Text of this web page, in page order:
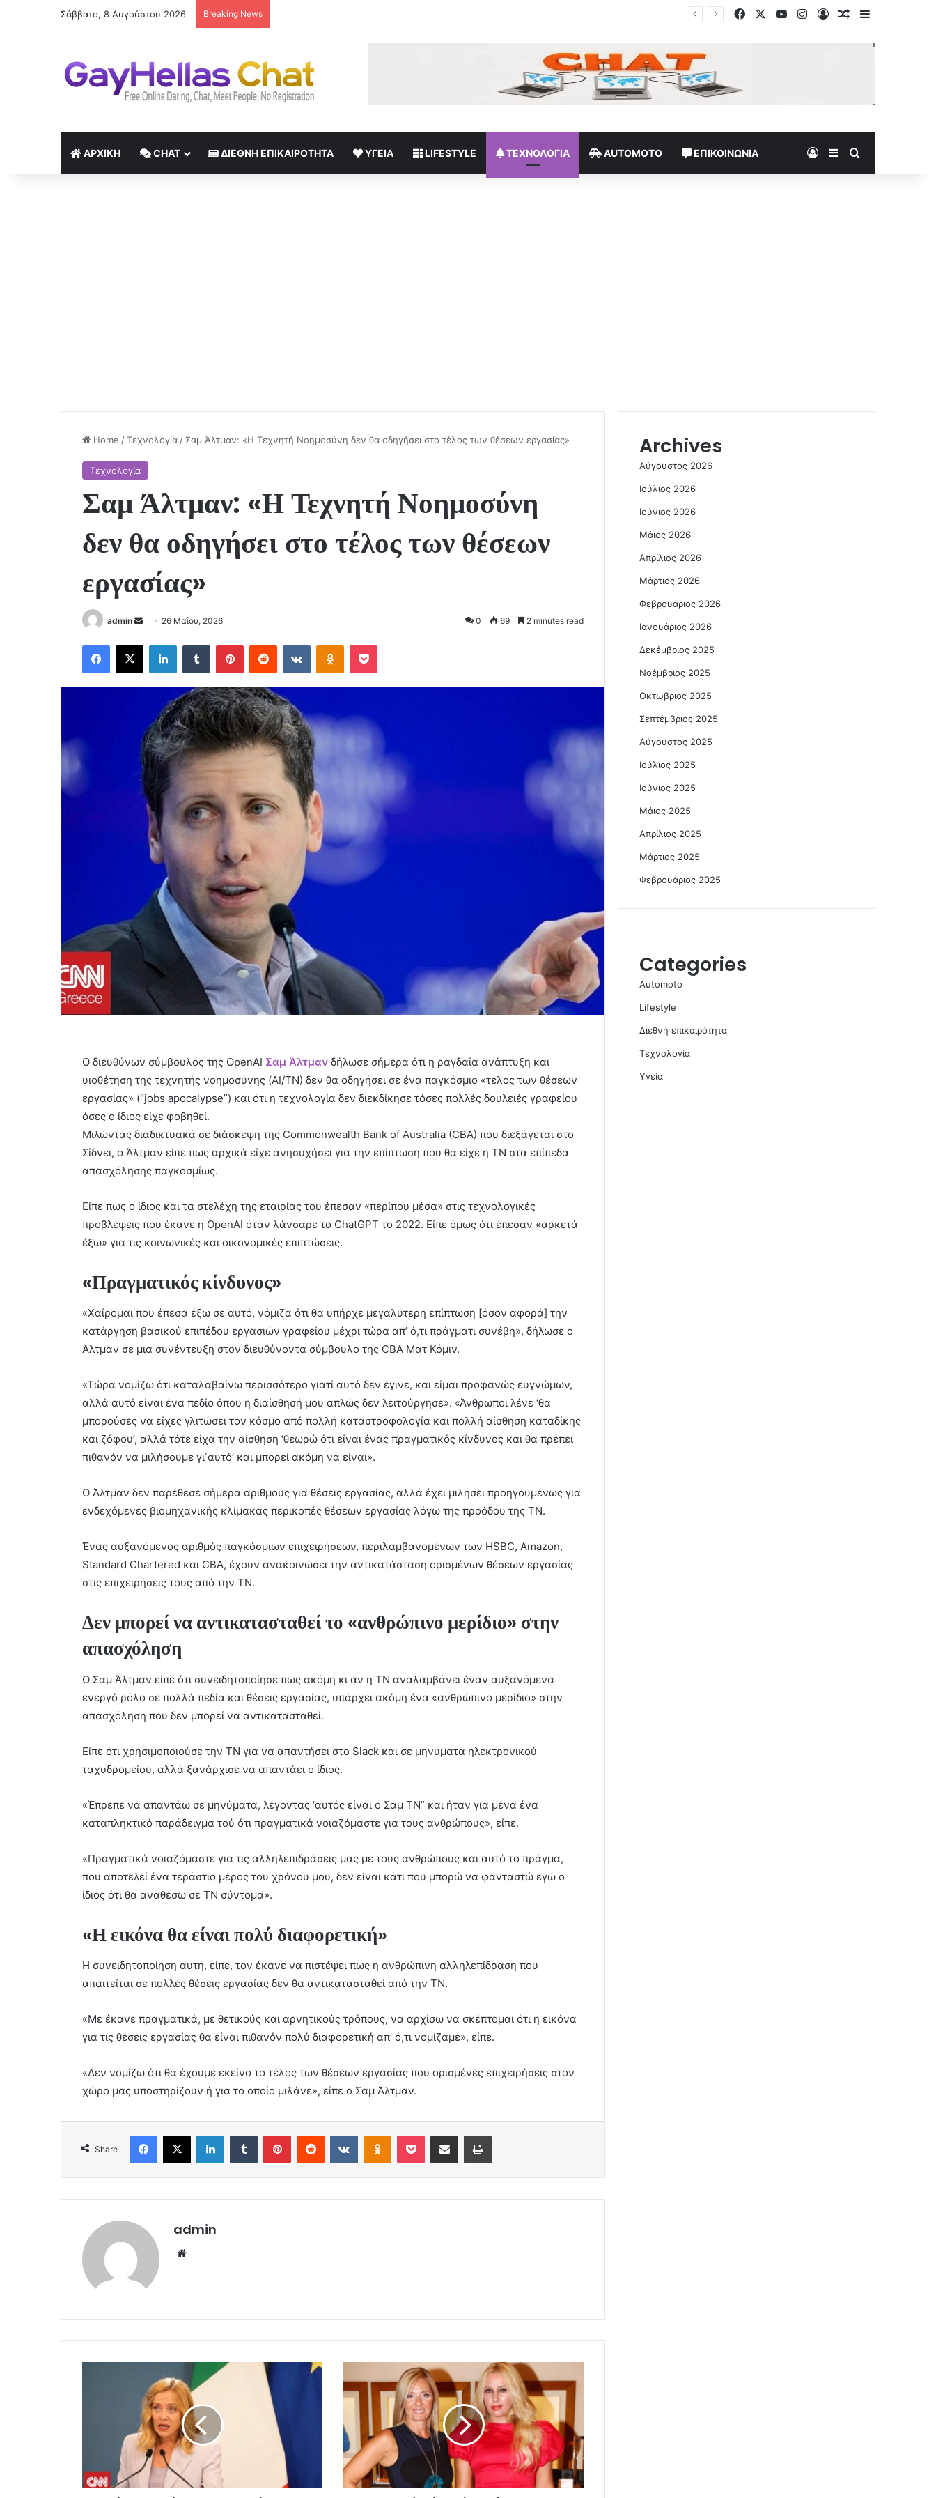
Σάββατο, 8 Αυγούστου 2026 Breaking News FacebookYouTubeInstagram
Log InRandom Article
Sidebar
ΑΡΧΙΚΉ CHAT ΔΙΕΘΝΉ ΕΠΙΚΑΙΡΌΤΗΤΑ ΥΓΕΊΑ LIFESTYLE ΤΕΧΝΟΛΟΓΊΑ AUTOMOTO ΕΠΙΚΟΙΝΩΝΊΑ Log InSidebar
Home /Τεχνολογία / Σαμ Άλτμαν: «Η Τεχνητή Νοημοσύνη δεν θα οδηγήσει στο τέλος των θέσεων εργασίας»
Τεχνολογία
Σαμ Άλτμαν: «Η Τεχνητή Νοημοσύνη
δεν θα οδηγήσει στο τέλος των θέσεων
εργασίας»
admin
Send
email
26 Μαΐου, 2026 0 69 2 minutes read
Facebook
X LinkedInTumblr PinterestReddit VKontakteOdnoklassniki
Pocket
Ο διευθύνων σύμβουλος της OpenAI Σαμ Άλτμαν δήλωσε σήμερα ότι η ραγδαία ανάπτυξη και
υιοθέτηση της τεχνητής νοημοσύνης (AI/ΤΝ) δεν θα οδηγήσει σε ένα παγκόσμιο «τέλος των θέσεων
εργασίας» (“jobs apocalypse”) και ότι η τεχνολογία δεν διεκδίκησε τόσες πολλές δουλειές γραφείου
όσες ο ίδιος είχε φοβηθεί.
Μιλώντας διαδικτυακά σε διάσκεψη της Commonwealth Bank of Australia (CBA) που διεξάγεται στο
Σίδνεϊ, ο Άλτμαν είπε πως αρχικά είχε ανησυχήσει για την επίπτωση που θα είχε η ΤΝ στα επίπεδα
απασχόλησης παγκοσμίως.
Είπε πως ο ίδιος και τα στελέχη της εταιρίας του έπεσαν «περίπου μέσα» στις τεχνολογικές
προβλέψεις που έκανε η OpenAI όταν λάνσαρε το ChatGPT το 2022. Είπε όμως ότι έπεσαν «αρκετά
έξω» για τις κοινωνικές και οικονομικές επιπτώσεις.
«Πραγματικός κίνδυνος»
«Χαίρομαι που έπεσα έξω σε αυτό, νόμιζα ότι θα υπήρχε μεγαλύτερη επίπτωση [όσον αφορά] την
κατάργηση βασικού επιπέδου εργασιών γραφείου μέχρι τώρα απ’ ό,τι πράγματι συνέβη», δήλωσε ο
Άλτμαν σε μια συνέντευξη στον διευθύνοντα σύμβουλο της CBA Ματ Κόμιν.
«Τώρα νομίζω ότι καταλαβαίνω περισσότερο γιατί αυτό δεν έγινε, και είμαι προφανώς ευγνώμων,
αλλά αυτό είναι ένα πεδίο όπου η διαίσθησή μου απλώς δεν λειτούργησε». «Άνθρωποι λένε ‘θα
μπορούσες να είχες γλιτώσει τον κόσμο από πολλή καταστροφολογία και πολλή αίσθηση καταδίκης
και ζόφου’, αλλά τότε είχα την αίσθηση ‘θεωρώ ότι είναι ένας πραγματικός κίνδυνος και θα πρέπει
πιθανόν να μιλήσουμε γι΄αυτό’ και μπορεί ακόμη να είναι».
Ο Άλτμαν δεν παρέθεσε σήμερα αριθμούς για θέσεις εργασίας, αλλά έχει μιλήσει προηγουμένως για
ενδεχόμενες βιομηχανικής κλίμακας περικοπές θέσεων εργασίας λόγω της προόδου της ΤΝ.
Ένας αυξανόμενος αριθμός παγκόσμιων επιχειρήσεων, περιλαμβανομένων των HSBC, Amazon,
Standard Chartered και CBA, έχουν ανακοινώσει την αντικατάσταση ορισμένων θέσεων εργασίας
στις επιχειρήσεις τους από την ΤΝ.
Δεν μπορεί να αντικατασταθεί το «ανθρώπινο μερίδιο» στην
απασχόληση
Ο Σαμ Άλτμαν είπε ότι συνειδητοποίησε πως ακόμη κι αν η ΤΝ αναλαμβάνει έναν αυξανόμενα
ενεργό ρόλο σε πολλά πεδία και θέσεις εργασίας, υπάρχει ακόμη ένα «ανθρώπινο μερίδιο» στην
απασχόληση που δεν μπορεί να αντικατασταθεί.
Είπε ότι χρησιμοποιούσε την ΤΝ για να απαντήσει στο Slack και σε μηνύματα ηλεκτρονικού
ταχυδρομείου, αλλά ξανάρχισε να απαντάει ο ίδιος.
«Έπρεπε να απαντάω σε μηνύματα, λέγοντας ‘αυτός είναι ο Σαμ ΤΝ” και ήταν για μένα ένα
καταπληκτικό παράδειγμα τού ότι πραγματικά νοιαζόμαστε για τους ανθρώπους», είπε.
«Πραγματικά νοιαζόμαστε για τις αλληλεπιδράσεις μας με τους ανθρώπους και αυτό το πράγμα,
που αποτελεί ένα τεράστιο μέρος του χρόνου μου, δεν είναι κάτι που μπορώ να φανταστώ εγώ ο
ίδιος ότι θα αναθέσω σε ΤΝ σύντομα».
«Η εικόνα θα είναι πολύ διαφορετική»
Η συνειδητοποίηση αυτή, είπε, τον έκανε να πιστέψει πως η ανθρώπινη αλληλεπίδραση που
απαιτείται σε πολλές θέσεις εργασίας δεν θα αντικατασταθεί από την ΤΝ.
«Με έκανε πραγματικά, με θετικούς και αρνητικούς τρόπους, να αρχίσω να σκέπτομαι ότι η εικόνα
για τις θέσεις εργασίας θα είναι πιθανόν πολύ διαφορετική απ’ ό,τι νομίζαμε», είπε.
«Δεν νομίζω ότι θα έχουμε εκείνο το τέλος των θέσεων εργασίας που ορισμένες επιχειρήσεις στον
χώρο μας υποστηρίζουν ή για το οποίο μιλάνε», είπε ο Σαμ Άλτμαν.
Share
Facebook
X LinkedInTumblr PinterestReddit VKontakteOdnoklassniki
Pocket Share via Email Print
admin
Archives
Αύγουστος 2026
Ιούλιος 2026
Ιούνιος 2026
Μάιος 2026
Απρίλιος 2026
Μάρτιος 2026
Φεβρουάριος 2026
Ιανουάριος 2026
Δεκέμβριος 2025
Νοέμβριος 2025
Οκτώβριος 2025
Σεπτέμβριος 2025
Αύγουστος 2025
Ιούλιος 2025
Ιούνιος 2025
Μάιος 2025
Απρίλιος 2025
Μάρτιος 2025
Φεβρουάριος 2025
Categories
Automoto
Lifestyle
Διεθνή επικαιρότητα
Τεχνολογία
Υγεία